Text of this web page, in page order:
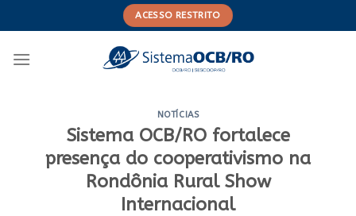
to
ACESSO RESTRITO
NOTÍCIAS
Sistema OCB/RO fortalece
presença do cooperativismo na
Rondônia Rural Show
Internacional